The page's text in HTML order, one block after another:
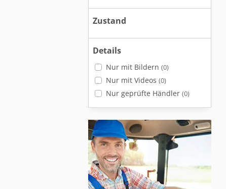
Zustand
Details
Nur mit Bildern (0)
Nur mit Videos (0)
Nur geprüfte Händler (0)